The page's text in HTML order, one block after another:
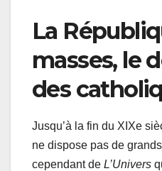
La
masses, le
des
Jusqu’à la fin du XIXe
ne dispose pas de
cependant de L’Univers